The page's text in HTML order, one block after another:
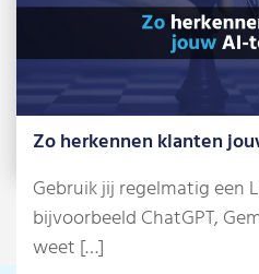
Zo herkennen klanten
Gebruik jij regelmatig een
bijvoorbeeld ChatGPT,
weet […]